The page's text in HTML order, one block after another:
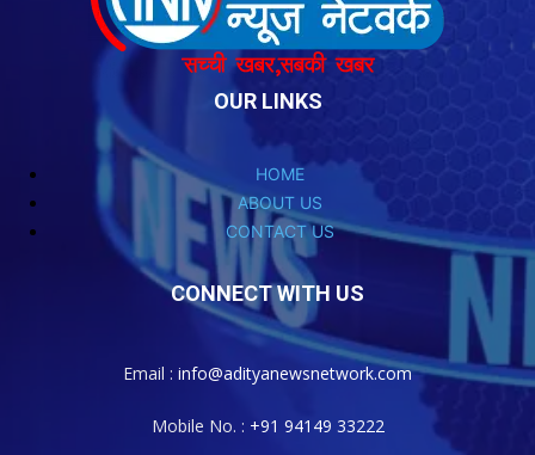
OUR LINKS
HOME
ABOUT US
CONTACT US
CONNECT WITH US
Email : info@adityanewsnetwork.com
Mobile No. : +91 94149 33222